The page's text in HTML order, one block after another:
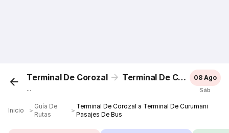
Terminal De Corozal Terminal De Curumani
...
08 Ago
Sáb
Inicio ＞
Guía De
Rutas
＞
Terminal De Corozal a Terminal De Curumani
Pasajes De Bus